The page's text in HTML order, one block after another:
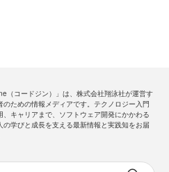
（コードジン）」は、株式会社翔泳社が運営す
のための情報メディアです。テクノロジー入門
、キャリアまで、ソフトウェア開発にかかわる
の学びと成長を支える最新情報と実践知をお届